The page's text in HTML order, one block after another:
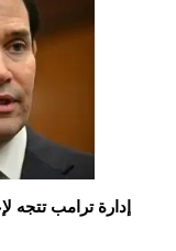
إدارة ترامب تتجه